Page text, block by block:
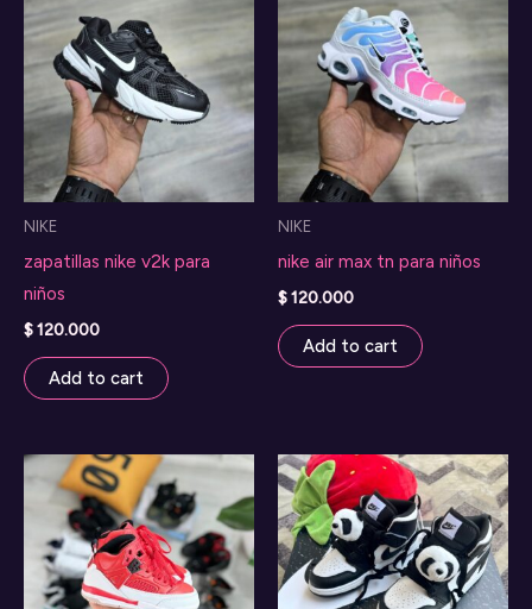
NIKE
zapatillas nike v2k para
niños
$120.000
Add to cart
NIKE
nike air max tn para niños
$120.000
Add to cart